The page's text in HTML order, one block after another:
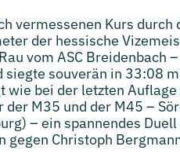
vermessenen Kurs
der hessische
vom ASC Breidenbach
siegte souverän in 33:08
wie bei der letzten
M35 und der M45 –
– ein spannendes
gegen Christoph